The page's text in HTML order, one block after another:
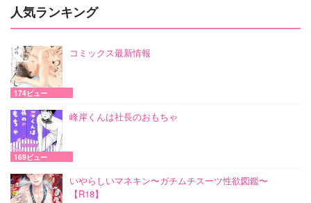
人気ランキング
コミックス最新情報
174ビュー
峰岸くんは社長のおもちゃ
169ビュー
いやらしいマネキン〜ガチムチスーツ性欲図鑑〜
【R18】